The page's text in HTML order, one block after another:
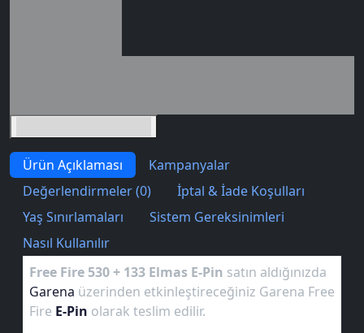
Ürün Açıklaması
Kampanyalar
Değerlendirmeler (0)
İptal & İade Koşulları
Yaş Sınırlamaları
Sistem Gereksinimleri
Nasıl Kullanılır
Free Fire 530 + 133 Elmas E-Pin satın aldığınızda
Garena üzerinden etkinleştireceğiniz Garena Free
Fire E-Pin olarak teslim edilir.